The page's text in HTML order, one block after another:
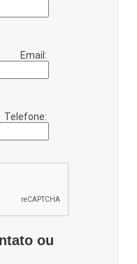
Email:
Telefone:
ou